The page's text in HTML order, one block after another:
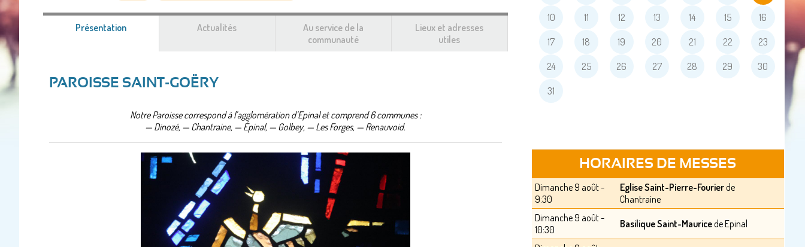
Présentation(onglet
Actualités
Au service de la
communauté
Lieux et adresses
utiles
PAROISSE SAINT-GOËRY
Notre Paroisse correspond à l’agglomération d’Epinal et comprend 6 communes :
— Dinozé, — Chantraine, — Épinal, — Golbey, — Les Forges, — Renauvoid.
10 11 12 13 14 15 16
17 18 19 20 21 22 23
24 25 26 27 28 29 30
31
HORAIRES DE MESSES
Dimanche 9 août -
9:30
Eglise Saint-Pierre-Fourierde
Chantraine
Dimanche 9 août -
10:30
Basilique Saint-Mauricede Epinal